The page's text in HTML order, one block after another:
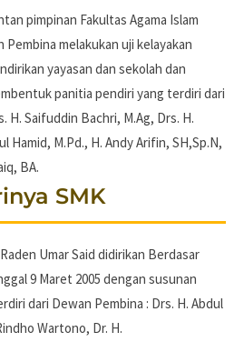
pimpinan Fakultas Agama Islam
melakukan uji kelayakan
yayasan dan sekolah dan
panitia pendiri yang terdiri dari
H. Saifuddin Bachri, M.Ag, Drs. H.
Hamid, M.Pd., H. Andy Arifin, SH,Sp.N,
BA.
SMK
Umar Said didirikan Berdasar
9 Maret 2005 dengan susunan
dari Dewan Pembina : Drs. H. Abdul
Wartono, Dr. H.